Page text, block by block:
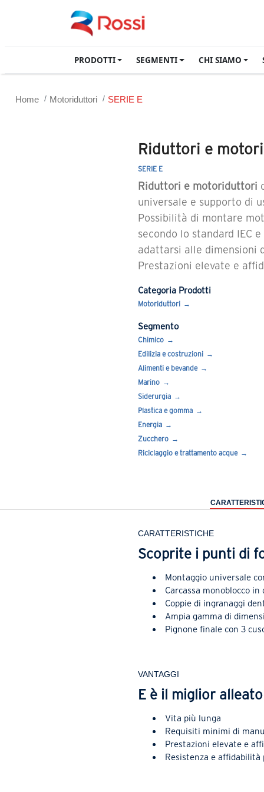
PRODOTTI SEGMENTI CHI SIAMO
Home Motoriduttori SERIE E
Riduttori e
SERIE E
Riduttori e motoriduttori
universale e supporto di
Possibilità di montare
secondo lo standard IEC
adattarsi alle dimensioni
Prestazioni elevate e
Categoria Prodotti
Motoriduttori
Segmento
Chimico
Edilizia e costruzioni
Alimenti e bevande
Marino
Siderurgia
Plastica e gomma
Energia
Zucchero
Riciclaggio e trattamento acque
CARATTERISTICHE
Scoprite i punti di
Montaggio universale
Carcassa monoblocco
Coppie di ingranaggi
Ampia gamma di
Pignone finale con 3
VANTAGGI
E è il miglior
Vita più lunga
Requisiti minimi di
Prestazioni elevate e
Resistenza e